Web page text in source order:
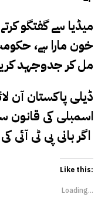
میڈیا سے گفتگو
خون مارا ہے،
مل کر جدوجہد
اسمبلی کی قانون
اگر بانی پی ٹی
Like this:
Loading...